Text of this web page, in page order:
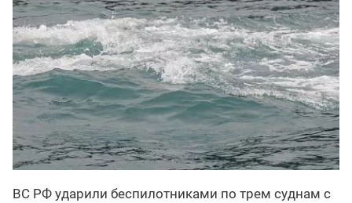
ВС РФ ударили беспилотниками по трем суднам с